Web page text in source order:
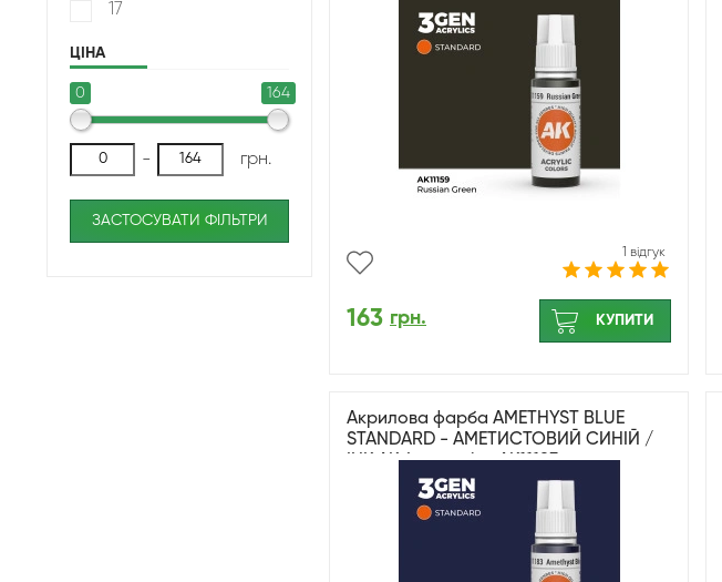
17
ЦІНА
0 164
- грн.
ЗАСТОСУВАТИ ФІЛЬТРИ
1 відгук
163 грн. КУПИТИ
Акрилова фарба AMETHYST BLUE
STANDARD - АМЕТИСТОВИЙ СИНІЙ /
INK АК-Interactive AK11183